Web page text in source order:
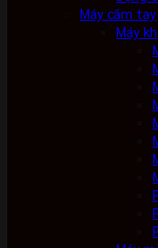
Máy cầm tay
Máy